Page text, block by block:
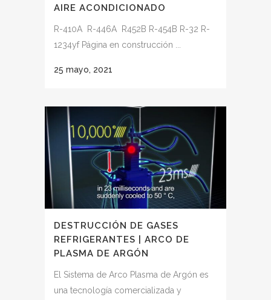
AIRE ACONDICIONADO
R-410A R-446A R452B R-454B R-32 R-
1234yf Página en construcción ...
25 mayo, 2021
DESTRUCCIÓN DE GASES
REFRIGERANTES | ARCO DE
PLASMA DE ARGÓN
El Sistema de Arco Plasma de Argón es
una tecnología comercializada y